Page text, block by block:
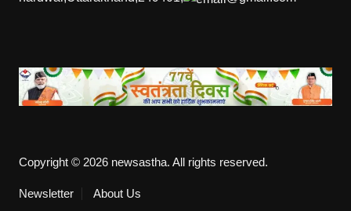
Copyright © 2026 newsastha. All rights reserved.
Newsletter About Us